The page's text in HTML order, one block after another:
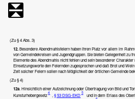
(Zu § 4 Abs. 3)
12.Besondere Abendmahlsfeiern haben ihren Platz vor allem im
von Gemeindekreisen und Jugendgruppen. Sie bieten Gelegenheit zu
Elemente des Abendmahls nicht fehlen und sein besonderer
Einsetzungsworte den Feiernden zugesprochen und daß Brot und
Zeit solcher Feiern sollen nach Möglichkeit der örtlichen Gemeinde
(Zu § 4)
12a. Hinsichtlich einer Aufzeichnung oder Übertragung von Bild und
Kunsturhebergesetz
4
,§ 53 DSG-EKD
5
und in dem Erlass des